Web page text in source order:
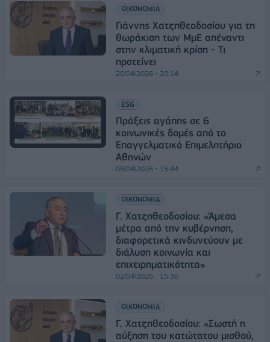
ΟΙΚΟΝΟΜΙΑ
Γιάννης Χατζηθεοδοσίου για τη
θωράκιση των ΜμΕ απέναντι
στην κλιματική κρίση - Τι
προτείνει
20/04/2026 - 20:14
ESG
Πράξεις αγάπης σε 6
κοινωνικές δομές από το
Επαγγελματικό Επιμελητήριο
Αθηνών
09/04/2026 - 15:44
ΟΙΚΟΝΟΜΙΑ
Γ. Χατζηθεοδοσίου: «Άμεσα
μέτρα από την κυβέρνηση,
διαφορετικά κινδυνεύουν με
διάλυση κοινωνία και
επιχειρηματικότητα»
02/04/2026 - 15:36
ΟΙΚΟΝΟΜΙΑ
Γ. Χατζηθεοδοσίου: «Σωστή η
αύξηση του κατώτατου μισθού,